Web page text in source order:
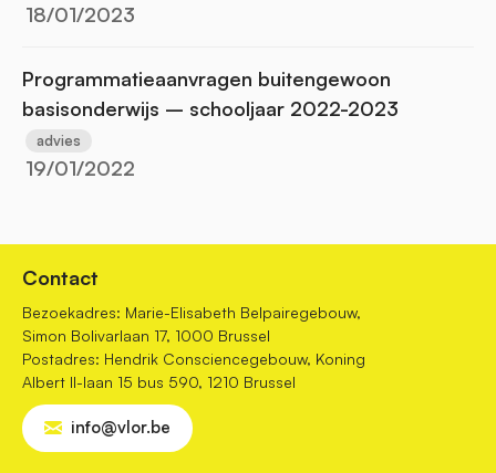
18/01/2023
Programmatieaanvragen buitengewoon
basisonderwijs – schooljaar 2022-2023
advies
19/01/2022
Contact
Bezoekadres: Marie-Elisabeth Belpairegebouw,
Simon Bolivarlaan 17, 1000 Brussel
Postadres: Hendrik Consciencegebouw, Koning
Albert II-laan 15 bus 590, 1210 Brussel
info@vlor.be